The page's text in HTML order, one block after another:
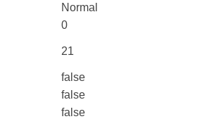
Normal
0
21
false
false
false